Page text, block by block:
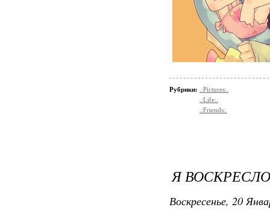
Рубрики:
.:Pictures:.
.:Life:.
.:Friends:.
Я
Воскресенье, 20